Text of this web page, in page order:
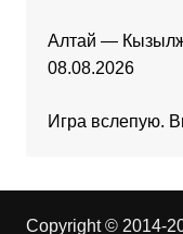
Алтай —
08.08.2026
Игра вслепую.
Copyright © 2014-